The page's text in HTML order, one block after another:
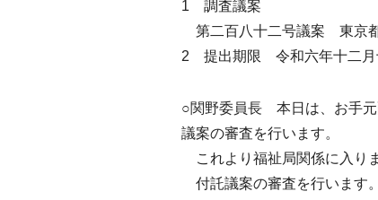
1 調査議案
第二百八十二号議案 東京都
2 提出期限 令和六年十二月
○関野委員長 本日は、お手元
議案の審査を行います。
これより福祉局関係に入りま
付託議案の審査を行います。